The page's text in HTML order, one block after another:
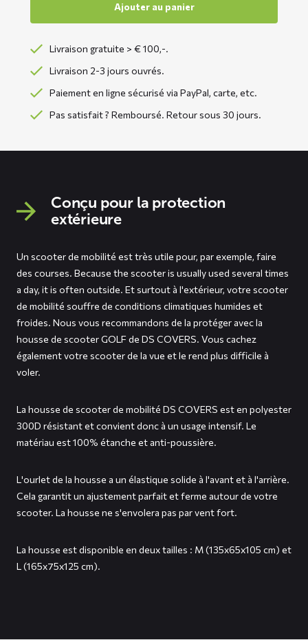
Ajouter au panier
Livraison gratuite > € 100,-.
Livraison 2-3 jours ouvrés.
Paiement en ligne sécurisé via PayPal, carte, etc.
Pas satisfait ? Remboursé. Retour sous 30 jours.
Conçu pour la protection
extérieure
Un scooter de mobilité est très utile pour, par exemple, faire
des courses. Because the scooter is usually used several times
a day, it is often outside. Et surtout à l'extérieur, votre scooter
de mobilité souffre de conditions climatiques humides et
froides. Nous vous recommandons de la protéger avec la
housse de scooter GOLF de DS COVERS. Vous cachez
également votre scooter de la vue et le rend plus difficile à
voler.
La housse de scooter de mobilité DS COVERS est en polyester
300D résistant et convient donc à un usage intensif. Le
matériau est 100% étanche et anti-poussière.
L'ourlet de la housse a un élastique solide à l'avant et à l'arrière.
Cela garantit un ajustement parfait et ferme autour de votre
scooter. La housse ne s'envolera pas par vent fort.
La housse est disponible en deux tailles : M (135x65x105 cm) et
L (165x75x125 cm).